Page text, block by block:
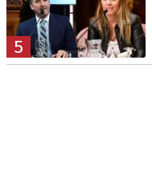
5